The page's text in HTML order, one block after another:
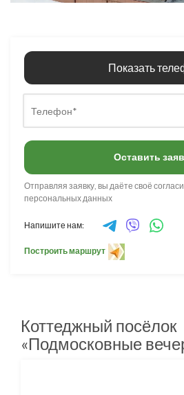
Показать
Оставить
Отправляя заявку, вы даёте своё
персональных данных
Напишите нам:
Построить маршрут
Коттеджный посёлок
«Подмосковные